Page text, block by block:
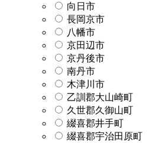
向日市
長岡京市
八幡市
京田辺市
京丹後市
南丹市
木津川市
乙訓郡大山崎町
久世郡久御山町
綴喜郡井手町
綴喜郡宇治田原町